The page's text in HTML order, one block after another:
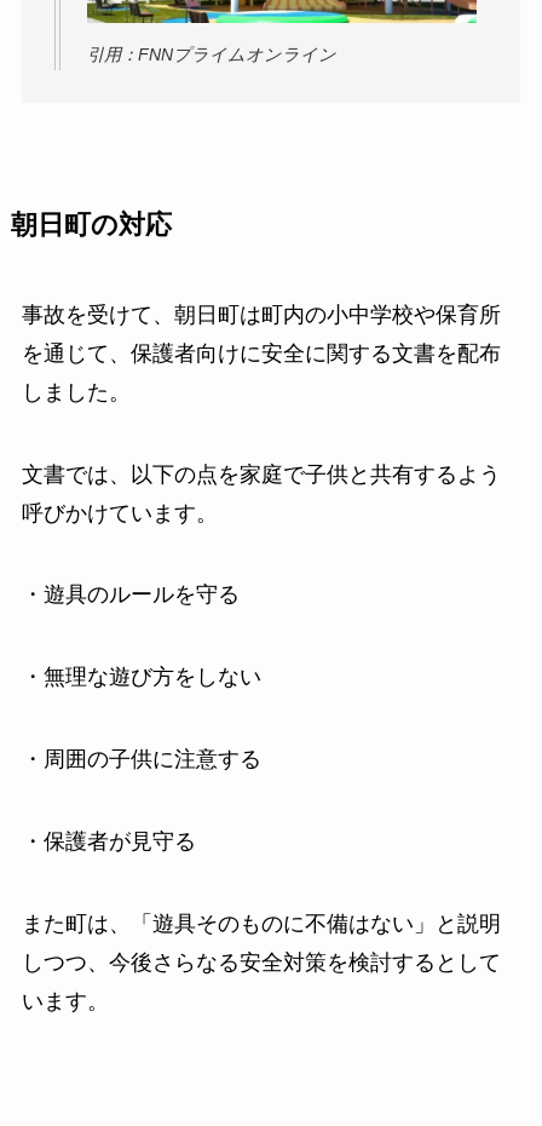
引用：FNNプライムオンライン
朝日町の対応
事故を受けて、朝日町は町内の小中学校や保育所
を通じて、保護者向けに安全に関する文書を配布
しました。
文書では、以下の点を家庭で子供と共有するよう
呼びかけています。
・遊具のルールを守る
・無理な遊び方をしない
・周囲の子供に注意する
・保護者が見守る
また町は、「遊具そのものに不備はない」と説明
しつつ、今後さらなる安全対策を検討するとして
います。